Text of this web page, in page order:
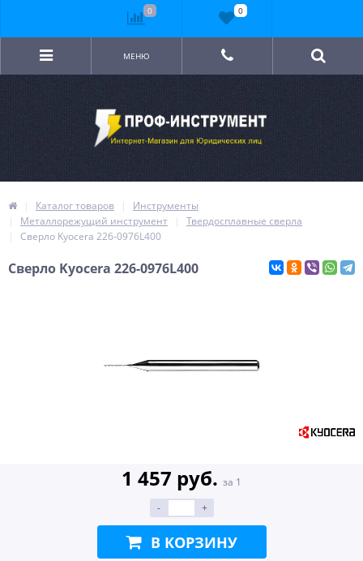
МЕНЮ
Каталог товаров
Инструменты
Металлорежущий инструмент
Твердосплавные сверла
Сверло Kyocera 226-0976L400
Сверло Kyocera 226-0976L400
1 457 руб. за 1
-
+
В КОРЗИНУ
0 0